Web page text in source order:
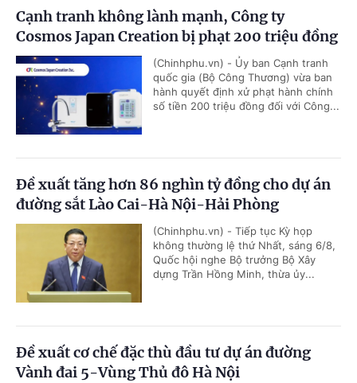
Cạnh tranh không lành mạnh, Công ty
Cosmos Japan Creation bị phạt 200 triệu đồng
(Chinhphu.vn) - Ủy ban Cạnh tranh
quốc gia (Bộ Công Thương) vừa ban
hành quyết định xử phạt hành chính
số tiền 200 triệu đồng đối với Công...
Đề xuất tăng hơn 86 nghìn tỷ đồng cho dự án
đường sắt Lào Cai-Hà Nội-Hải Phòng
(Chinhphu.vn) - Tiếp tục Kỳ họp
không thường lệ thứ Nhất, sáng 6/8,
Quốc hội nghe Bộ trưởng Bộ Xây
dựng Trần Hồng Minh, thừa ủy...
Đề xuất cơ chế đặc thù đầu tư dự án đường
Vành đai 5-Vùng Thủ đô Hà Nội